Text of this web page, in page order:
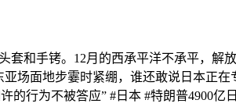
和手铐。12月的西承平洋不承平，解放
场面地步霎时紧绷，谁还敢说日本正在
行为不被答应” #日本 #特朗普4900亿